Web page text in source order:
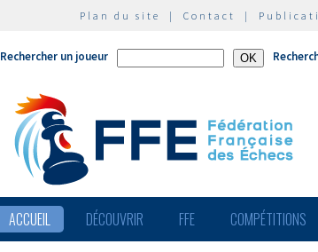
Plan du site | Contact |
Rechercher un joueur
ACCUEIL DÉCOUVRIR FFE COMPÉTITIONS